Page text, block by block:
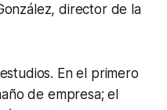
director de la
En el primero
de empresa; el